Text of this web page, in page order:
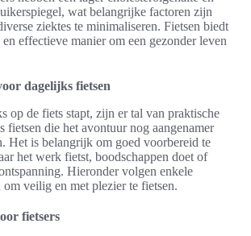
wat belangrijke factoren zijn
ziektes te minimaliseren. Fietsen biedt
effectieve manier om een gezonder leven
dagelijks fietsen
op de fiets stapt, zijn er tal van praktische
fietsen die het avontuur nog aangenamer
Het is belangrijk om goed voorbereid te
het werk fietst, boodschappen doet of
Hieronder volgen enkele
veilig en met plezier te fietsen.
fietsers